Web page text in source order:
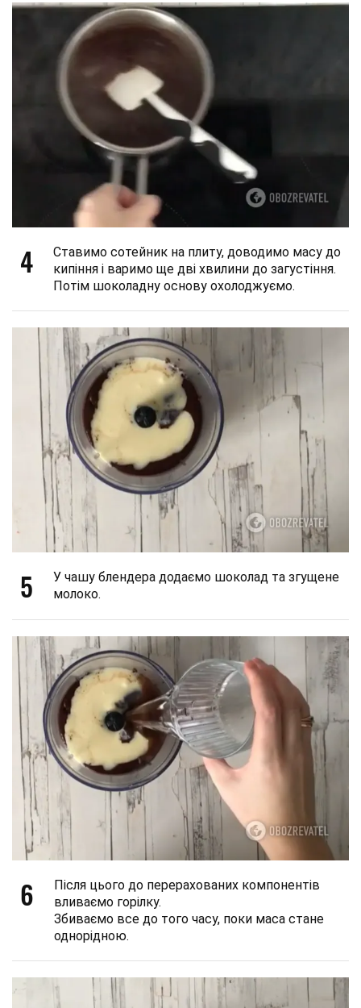
4
Ставимо сотейник на плиту, доводимо масу до
кипіння і варимо ще дві хвилини до загустіння.
Потім шоколадну основу охолоджуємо.
5
У чашу блендера додаємо шоколад та згущене
молоко.
6
Після цього до перерахованих компонентів
вливаємо горілку.
Збиваємо все до того часу, поки маса стане
однорідною.